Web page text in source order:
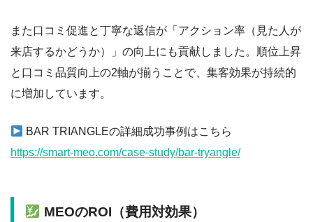
また口コミ促進と丁寧な返信が「アクション率（見た人が
来店するかどうか）」の向上にも貢献しました。順位上昇
と口コミ品質向上の2軸が揃うことで、集客効果が持続的
に増加しています。
BAR TRIANGLEの詳細成功事例はこちら
https://smart-meo.com/case-study/bar-tryangle/
MEOのROI（費用対効果）